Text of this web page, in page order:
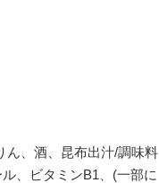
ん、酒、昆布出汁/調味料
、ビタミンB1、(一部に